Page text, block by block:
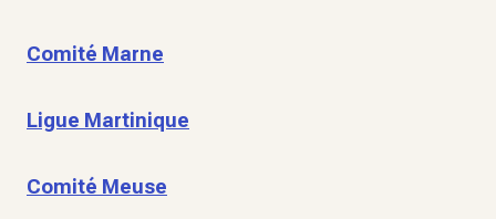
Comité Marne
Ligue Martinique
Comité Meuse